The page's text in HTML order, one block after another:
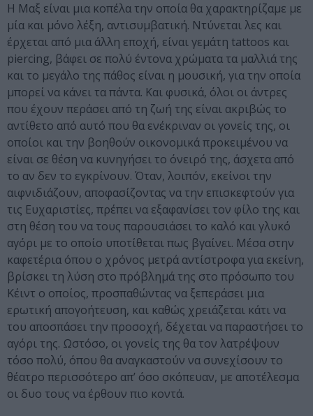
Η Μαξ είναι μια κοπέλα την οποία θα χαρακτηρίζαμε με
μία και μόνο λέξη, αντισυμβατική. Ντύνεται λες και
έρχεται από μια άλλη εποχή, είναι γεμάτη tattoos και
piercing, βάφει σε πολύ έντονα χρώματα τα μαλλιά της
και το μεγάλο της πάθος είναι η μουσική, για την οποία
μπορεί να κάνει τα πάντα. Και φυσικά, όλοι οι άντρες
που έχουν περάσει από τη ζωή της είναι ακριβώς το
αντίθετο από αυτό που θα ενέκριναν οι γονείς της, οι
οποίοι και την βοηθούν οικονομικά προκειμένου να
είναι σε θέση να κυνηγήσει το όνειρό της, άσχετα από
το αν δεν το εγκρίνουν. Όταν, λοιπόν, εκείνοι την
αιφνιδιάζουν, αποφασίζοντας να την επισκεφτούν για
τις Ευχαριστίες, πρέπει να εξαφανίσει τον φίλο της και
στη θέση του να τους παρουσιάσει το καλό και γλυκό
αγόρι με το οποίο υποτίθεται πως βγαίνει. Μέσα στην
καφετέρια όπου ο χρόνος μετρά αντίστροφα για εκείνη,
βρίσκει τη λύση στο πρόβλημά της στο πρόσωπο του
Κέιντ ο οποίος, προσπαθώντας να ξεπεράσει μια
ερωτική απογοήτευση, και καθώς χρειάζεται κάτι να
του αποσπάσει την προσοχή, δέχεται να παραστήσει το
αγόρι της. Ωστόσο, οι γονείς της θα τον λατρέψουν
τόσο πολύ, όπου θα αναγκαστούν να συνεχίσουν το
θέατρο περισσότερο απ’ όσο σκόπευαν, με αποτέλεσμα
οι δυο τους να έρθουν πιο κοντά.